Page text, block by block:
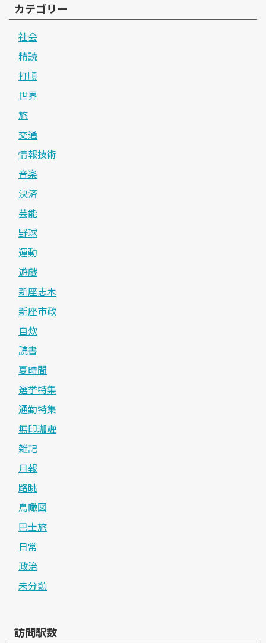
カテゴリー
社会
精読
打順
世界
旅
交通
情報技術
音楽
決済
芸能
野球
運動
遊戯
新座志木
新座市政
自炊
読書
夏時間
選挙特集
通勤特集
無印珈竰
雑記
月報
路眺
鳥瞰図
巴士旅
日常
政治
未分類
訪問駅数